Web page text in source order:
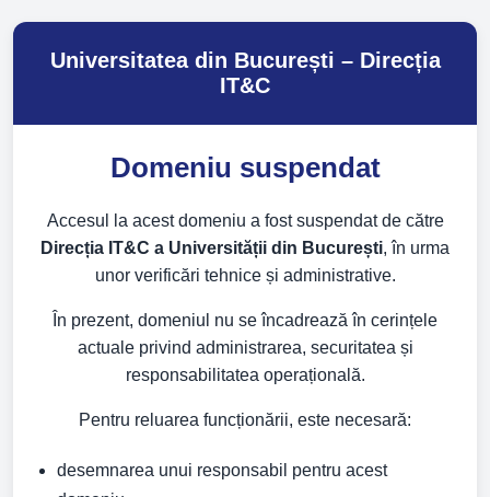
Universitatea din București – Direcția
IT&C
Domeniu suspendat
Accesul la acest domeniu a fost suspendat de către
Direcția IT&C a Universității din București, în urma
unor verificări tehnice și administrative.
În prezent, domeniul nu se încadrează în cerințele
actuale privind administrarea, securitatea și
responsabilitatea operațională.
Pentru reluarea funcționării, este necesară:
desemnarea unui responsabil pentru acest